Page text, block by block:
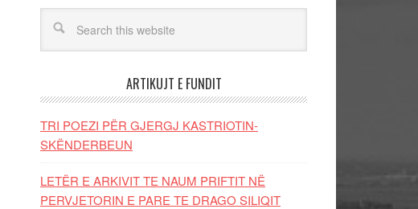
ARTIKUJT E FUNDIT
TRI POEZI PËR GJERGJ KASTRIOTIN-
SKËNDERBEUN
LETËR E ARKIVIT TE NAUM PRIFTIT NË
PERVJETORIN E PARE TE DRAGO SILIQIT